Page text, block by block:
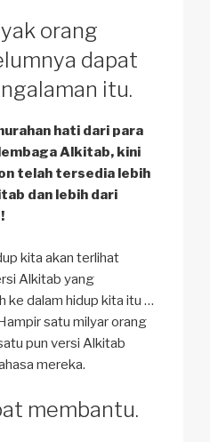
orang
dapat
itu.
hati dari para
Alkitab, kini
telah tersedia lebih
dan lebih dari
kita akan terlihat
Alkitab yang
ke dalam hidup kita itu …
satu milyar orang
pun versi Alkitab
mereka.
membantu.